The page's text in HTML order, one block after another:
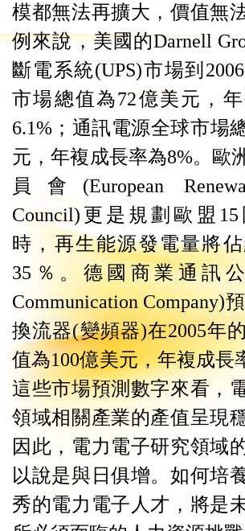
模都無法再擴大，價值無
例來說，美國的Darnell
斷電系統(UPS)市場到 2006
市場總值為72億美元，
6.1% ；通訊電源全球市場
元，年複成長率為8%。歐
員會 (European
Council) 更是規劃歐盟 15
時，再生能源發電量將
35 ％。德國商業通訊
Communication Company)
換流器(變頻器)在2005年
值為100億美元，年複成長
這些市場預測數字來看，
領域相關產業的產值呈現
因此，電力電子研究領域
以說是與日俱增。如何培
秀的電力電子人才，將是